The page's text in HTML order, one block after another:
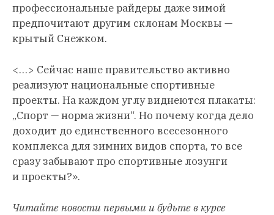
профессиональные райдеры даже зимой
предпочитают другим склонам Москвы —
крытый Снежком.
<…> Сейчас наше правительство активно
реализуют национальные спортивные
проекты. На каждом углу виднеются плакаты:
„Спорт — норма жизни“. Но почему когда дело
доходит до единственного всесезонного
комплекса для зимних видов спорта, то все
сразу забывают про спортивные лозунги
и проекты?».
Читайте новости первыми и будьте в курсе